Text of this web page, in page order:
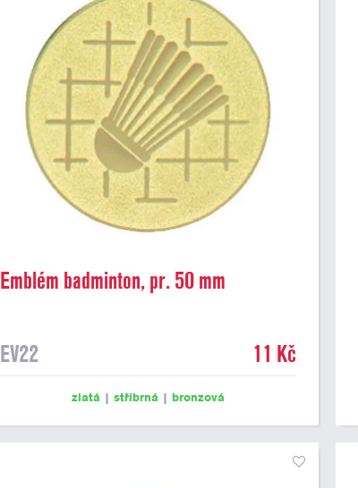
Emblém badminton, pr. 50 mm
EV22 11 Kč
zlatá | stříbrná | bronzová